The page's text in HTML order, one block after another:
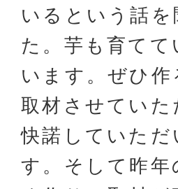
いるという話を
た。芋も育てて
います。ぜひ作
取材させてい
快諾していた
す。そして昨